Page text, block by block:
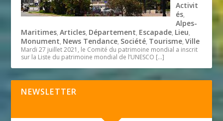
Activit
és,
Alpes-
Maritimes,Articles, Département, Escapade, Lieu,
Monument, News Tendance, Société, Tourisme,Ville
Mardi 27 juillet 2021, le Comité du patrimoine mondial a inscrit
sur la Liste du patrimoine mondial de l’UNESCO […]
NEWSLETTER